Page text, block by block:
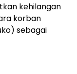
kehilangan
korban
sebagai